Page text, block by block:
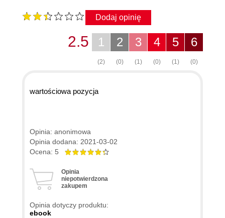
Dodaj opinię
6
(0)
5
(1)
4
(0)
3
(1)
2
(0)
1
(2)
2.5
wartościowa pozycja
Opinia: anonimowa
Opinia dodana: 2021-03-02
Ocena: 5
Opinia
niepotwierdzona
zakupem
Opinia dotyczy produktu:
ebook